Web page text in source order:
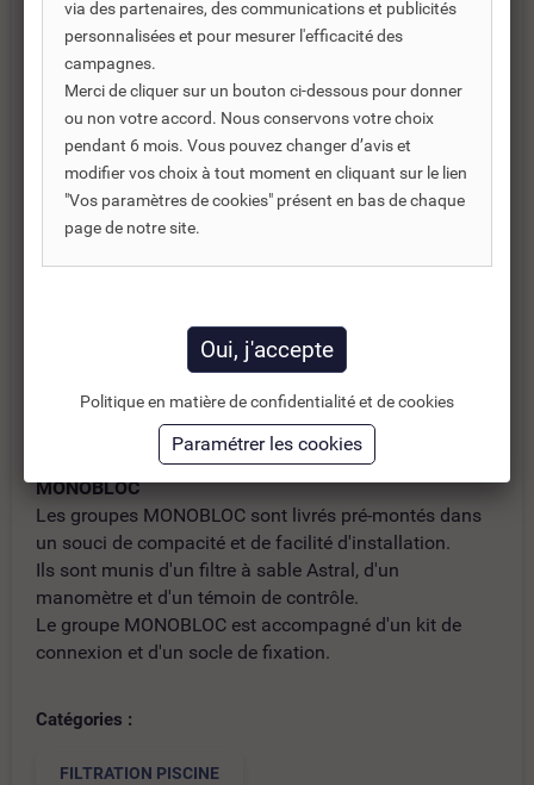
Une gamme de systèmes de filtration pour votre
piscine hors-sol
Le groupe MONOBLOC d'Astralpool se compose d’un
filtre à sable piscine Astral muni d'une vanne
multivoies sur le dessus, d'un manomètre et d'un
témoin de contrôle.
LES PLUS DES GROUPES D'ASTRAPOOL
+ Facilité d'installation
+ Compact et esthétique
CARACTÉRISTIQUES TECHNIQUES DES GROUPES
MONOBLOC
Les groupes MONOBLOC sont livrés pré-montés dans
un souci de compacité et de facilité d'installation.
Ils sont munis d'un filtre à sable Astral, d'un
manomètre et d'un témoin de contrôle.
Le groupe MONOBLOC est accompagné d'un kit de
connexion et d'un socle de fixation.
Catégories :
FILTRATION PISCINE
via des partenaires, des communications et publicités
personnalisées et pour mesurer l'efficacité des
campagnes.
Merci de cliquer sur un bouton ci-dessous pour donner
ou non votre accord. Nous conservons votre choix
pendant 6 mois. Vous pouvez changer d’avis et
modifier vos choix à tout moment en cliquant sur le lien
"Vos paramètres de cookies" présent en bas de chaque
page de notre site.
Politique en matière de confidentialité et de cookies